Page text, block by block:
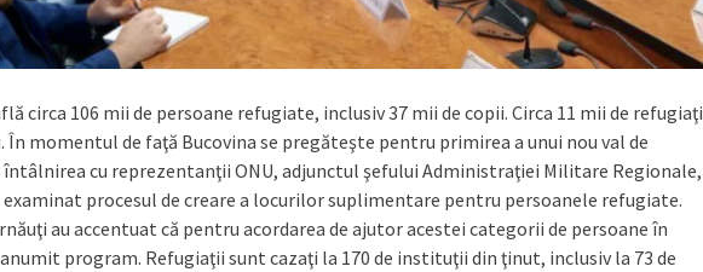
circa 106 mii de persoane refugiate, inclusiv 37 mii de copii. Circa 11 mii de refugiaţi
momentul de faţă Bucovina se pregăteşte pentru primirea a unui nou val de
cu reprezentanţii ONU, adjunctul şefului Administraţiei Militare Regionale,
examinat procesul de creare a locurilor suplimentare pentru persoanele refugiate.
au accentuat că pentru acordarea de ajutor acestei categorii de persoane în
program. Refugiaţii sunt cazaţi la 170 de instituţii din ţinut, inclusiv la 73 de